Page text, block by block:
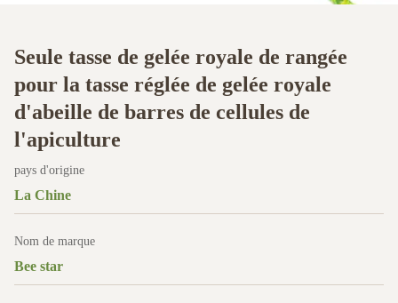
Seule tasse de gelée royale de rangée
pour la tasse réglée de gelée royale
d'abeille de barres de cellules de
l'apiculture
pays d'origine
La Chine
Nom de marque
Bee star